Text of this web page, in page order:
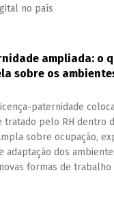
no país
ampliada: o
sobre os
paternidade
tratado pelo RH dentro
sobre ocupação,
adaptação dos
formas de trabalho